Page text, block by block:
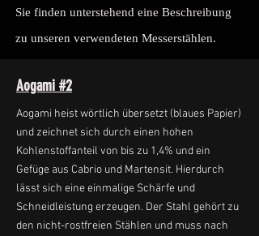
Sie finden unterstehend eine Beschreibung
zu unseren verwendeten Messerstählen.
Aogami #2
Aogami heist wörtlich übersetzt (blaues Papier)
und zeichnet sich durch einen hohen
Kohlenstoffanteil von bis zu 1,4% und ein
Gefüge aus Cabrio und Martensit. Hierdurch
lässt sich eine einmalige Schärfe und
Schneidleistung erzeugen. Der Stahl gehört zu
den nicht-rostfreien Stählen und muss nach